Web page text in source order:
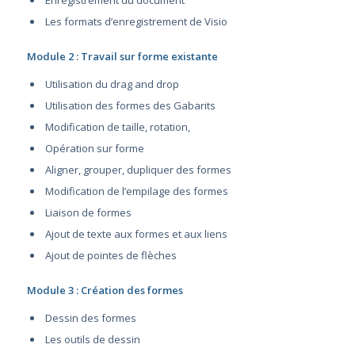
Les formats d’enregistrement de Visio
Module 2 : Travail sur forme existante
Utilisation du drag and drop
Utilisation des formes des Gabarits
Modification de taille, rotation,
Opération sur forme
Aligner, grouper, dupliquer des formes
Modification de l’empilage des formes
Liaison de formes
Ajout de texte aux formes et aux liens
Ajout de pointes de flèches
Module 3 : Création des formes
Dessin des formes
Les outils de dessin